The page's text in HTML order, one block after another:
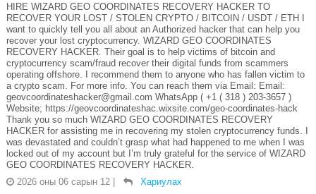
HIRE WIZARD GEO COORDINATES RECOVERY HACKER TO
RECOVER YOUR LOST / STOLEN CRYPTO / BITCOIN / USDT / ETH I
want to quickly tell you all about an Authorized hacker that can help you
recover your lost cryptocurrency. WIZARD GEO COORDINATES
RECOVERY HACKER. Their goal is to help victims of bitcoin and
cryptocurrency scam/fraud recover their digital funds from scammers
operating offshore. I recommend them to anyone who has fallen victim to
a crypto scam. For more info. You can reach them via Email: Email:
geovcoordinateshacker@gmail.com WhatsApp ( +1 ( 318 ) 203-3657 )
Website; https://geovcoordinateshac.wixsite.com/geo-coordinates-hack
Thank you so much WIZARD GEO COORDINATES RECOVERY
HACKER for assisting me in recovering my stolen cryptocurrency funds. I
was devastated and couldn’t grasp what had happened to me when I was
locked out of my account but I’m truly grateful for the service of WIZARD
GEO COORDINATES RECOVERY HACKER.
2026 оны 06 сарын 12 | Хариулах